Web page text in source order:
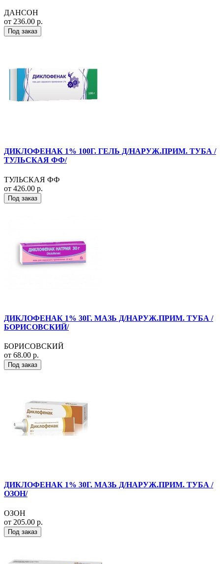
ДАНСОН
от 236.00 р.
Под заказ
ДИКЛОФЕНАК 1% 100Г. ГЕЛЬ Д/НАРУЖ.ПРИМ. ТУБА /
ТУЛЬСКАЯ ФФ/
ТУЛЬСКАЯ ФФ
от 426.00 р.
Под заказ
ДИКЛОФЕНАК 1% 30Г. МАЗЬ Д/НАРУЖ.ПРИМ. ТУБА /
БОРИСОВСКИЙ/
БОРИСОВСКИЙ
от 68.00 р.
Под заказ
ДИКЛОФЕНАК 1% 30Г. МАЗЬ Д/НАРУЖ.ПРИМ. ТУБА /
ОЗОН/
ОЗОН
от 205.00 р.
Под заказ